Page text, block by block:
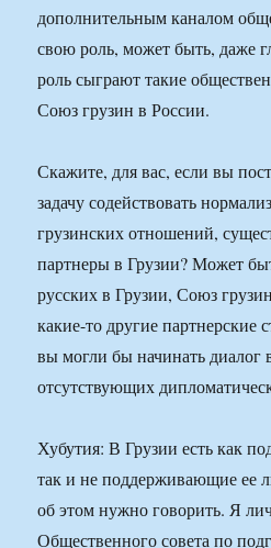
дополнительным каналом
свою роль, может быть, даже
роль сыграют такие
Союз грузин в России.
Скажите, для вас, если вы
задачу содействовать
грузинских отношений,
партнеры в Грузии? Может
русских в Грузии, Союз
какие-то другие партнерские
вы могли бы начинать диалог
отсутствующих
Хубутия: В Грузии есть как
так и не поддерживающие ее
об этом нужно говорить. Я
Общественного совета по